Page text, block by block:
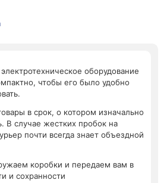
оборудование
чтобы его было удобно
в срок, о котором изначально
В случае жестких пробок на
почти всегда знает объездной
коробки и передаем вам в
и сохранности